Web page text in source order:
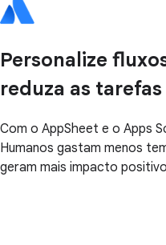
Personalize
reduza as
Com o AppSheet e o Apps
Humanos gastam menos
geram mais impacto